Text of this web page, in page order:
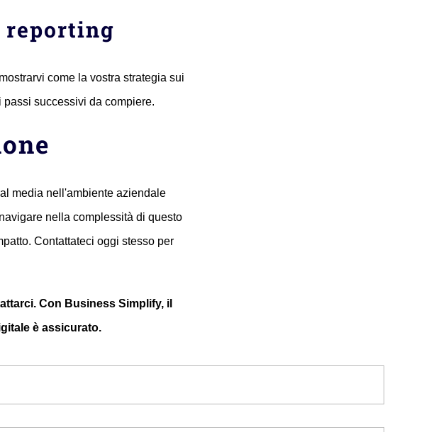
reporting
come la vostra strategia sui
successivi da compiere.
media nell'ambiente aziendale
nella complessità di questo
Contattateci oggi stesso per
Con Business Simplify, il
è assicurato.